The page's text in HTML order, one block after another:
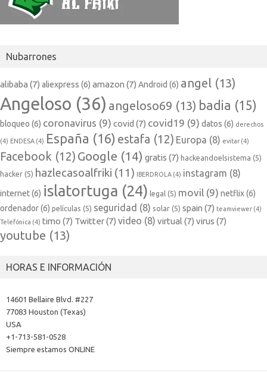
Nubarrones
alibaba (7) aliexpress (6) amazon (7) Android (6) angel (13)
Angeloso (36) angeloso69 (13) badia (15)
bloqueo (6) coronavirus (9) covid (7) covid19 (9) datos (6) derechos
(4) ENDESA (4) España (16) estafa (12) Europa (8) evitar (4)
Facebook (12) Google (14) gratis (7) hackeandoelsistema (5)
hacker (5) hazlecasoalfriki (11) IBERDROLA (4) instagram (8)
internet(6) islatortuga (24) legal (5) movil (9) netflix(6)
ordenador(6) películas (5) seguridad (8) solar (5) spain (7) teamviewer (4)
Telefónica (4) timo (7) Twitter(7) video (8) virtual (7) virus (7)
youtube (13)
HORAS E INFORMACIÓN
14601 Bellaire Blvd. #227
77083 Houston (Texas)
USA
+1-713-581-0528
Siempre estamos ONLINE